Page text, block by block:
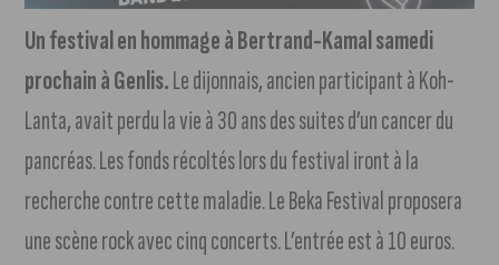
Un festival en hommage à Bertrand-Kamal samedi
prochain à Genlis.Le dijonnais, ancien participant à Koh-
Lanta, avait perdu la vie à 30 ans des suites d’un cancer du
pancréas. Les fonds récoltés lors du festival iront à la
recherche contre cette maladie. Le Beka Festival proposera
une scène rock avec cinq concerts. L’entrée est à 10 euros.